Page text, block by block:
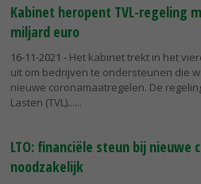
Kabinet heropent TVL-regeling
miljard euro
16-11-2021 - Het kabinet trekt in het
uit om bedrijven te ondersteunen die
nieuwe coronamaatregelen. De
Lasten (TVL)...
LTO: financiële steun bij nieuwe
noodzakelijk